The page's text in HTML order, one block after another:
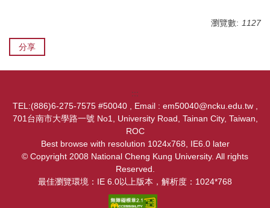
瀏覽數: 1127
分享
:::
TEL:(886)6-275-7575 #50040 , Email : em50040@ncku.edu.tw ,
701台南市大學路一號 No1, University Road, Tainan City, Taiwan,
ROC
Best browse with resolution 1024x768, IE6.0 later
© Copyright 2008 National Cheng Kung University. All rights
Reserved.
最佳瀏覽環境：IE 6.0以上版本，解析度：1024*768